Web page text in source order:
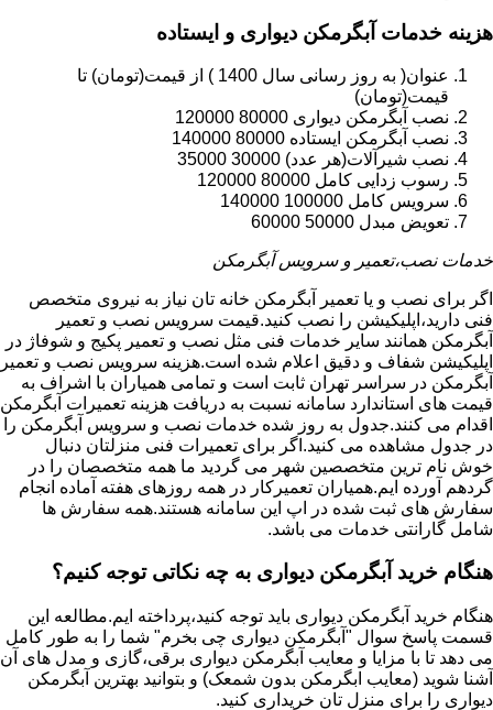
هزینه خدمات آبگرمکن دیواری و ایستاده
عنوان( به روز رسانی سال 1400 ) از قیمت(تومان) تا
قیمت(تومان)
نصب آبگرمکن دیواری 80000 120000
نصب آبگرمکن ایستاده 80000 140000
نصب شیرآلات(هر عدد) 30000 35000
رسوب زدایی کامل 80000 120000
سرویس کامل 100000 140000
تعویض مبدل 50000 60000
خدمات نصب،تعمیر و سرویس آبگرمکن
اگر برای نصب و یا تعمیر آبگرمکن خانه تان نیاز به نیروی متخصص
فنی دارید،اپلیکیشن را نصب کنید.قیمت سرویس نصب و تعمیر
آبگرمکن همانند سایر خدمات فنی مثل نصب و تعمیر پکیج و شوفاژ در
اپلیکیشن شفاف و دقیق اعلام شده است.هزینه سرویس نصب و تعمیر
آبگرمکن در سراسر تهران ثابت است و تمامی همیاران با اشراف به
قیمت های استاندارد سامانه نسبت به دریافت هزینه تعمیرات آبگرمکن
اقدام می کنند.جدول به روز شده خدمات نصب و سرویس آبگرمکن را
در جدول مشاهده می کنید.اگر برای تعمیرات فنی منزلتان دنبال
خوش نام ترین متخصصین شهر می گردید ما همه متخصصان را در
گردهم آورده ایم.همیاران تعمیرکار در همه روزهای هفته آماده انجام
سفارش های ثبت شده در اپ این سامانه هستند.همه سفارش ها
شامل گارانتی خدمات می باشد.
هنگام خرید آبگرمکن دیواری به چه نکاتی توجه کنیم؟
هنگام خرید آبگرمکن دیواری باید توجه کنید،پرداخته ایم.مطالعه این
قسمت پاسخ سوال "آبگرمکن دیواری چی بخرم" شما را به طور کامل
می دهد تا با مزایا و معایب آبگرمکن دیواری برقی،گازی و مدل های آن
آشنا شوید (معایب ابگرمکن بدون شمعک) و بتوانید بهترین آبگرمکن
دیواری را برای منزل تان خریداری کنید.